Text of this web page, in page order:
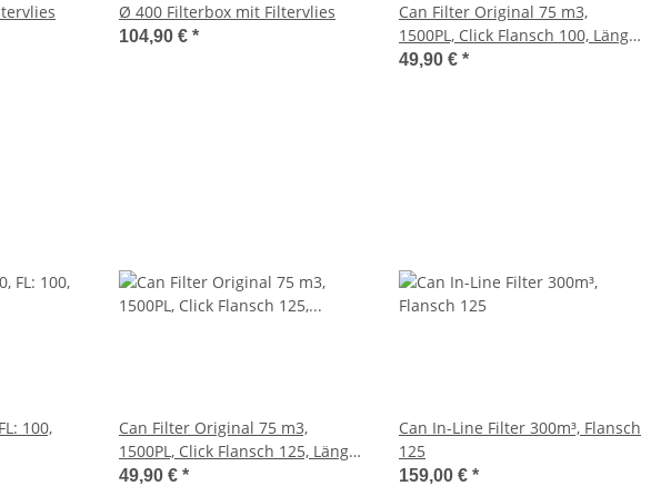
Ø 400 Filterbox mit Filtervlies
104,90 € *
Can Filter Original 75 m3,
1500PL, Click Flansch 100, Länge:
25 cm
49,90 € *
100,
Can Filter Original 75 m3,
1500PL, Click Flansch 125, Länge:
25 cm
49,90 € *
Can In-Line Filter 300m³, Flansch
125
159,00 € *